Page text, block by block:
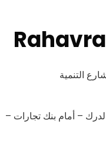
– أمام بنك تجارات –